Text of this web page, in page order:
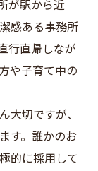
が駅から近
感ある事務所
行直帰しなが
や子育て中の
大切ですが、
す。誰かのお
的に採用して